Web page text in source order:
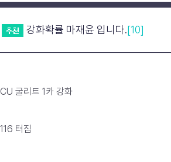
강화확률 마재윤 입니다.[10]
CU 굴리트 1카 강화
116 터짐